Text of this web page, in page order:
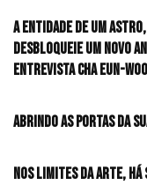
A entidade de um
desbloqueie um novo
Entrevista CHA EUN-WOO
Abrindo as portas da
Nos limites da arte, há